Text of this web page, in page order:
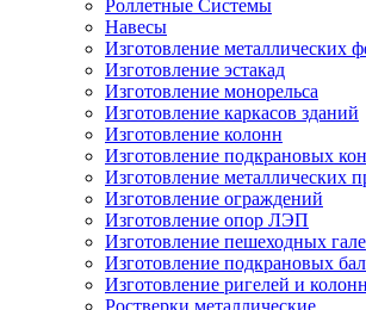
Роллетные Системы
Навесы
Изготовление металлических
Изготовление эстакад
Изготовление монорельса
Изготовление каркасов зданий
Изготовление колонн
Изготовление подкрановых
Изготовление металлических
Изготовление ограждений
Изготовление опор ЛЭП
Изготовление пешеходных
Изготовление подкрановых
Изготовление ригелей и колонн
Ростверки металлические